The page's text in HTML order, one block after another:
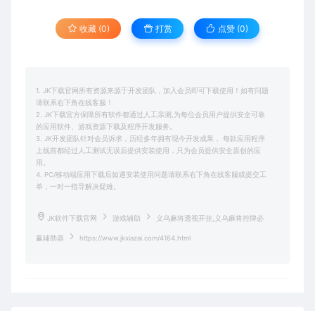
收藏 (0) 打赏 点赞 (0)
1. JK下载官网所有资源来源于开发团队，加入会员即可下载使用！如有问题
请联系右下角在线客服！
2. JK下载官方保障所有软件都通过人工亲测,为每位会员用户提供安全可靠
的应用软件、游戏资源下载及程序开发服务。
3. JK开发团队针对会员诉求，历经多年拥有现今开发成果， 每款应用程序
上线前都经过人工测试无误后提供安装使用，只为会员提供安全原创的应
用。
4. PC/移动端应用下载后如遇安装使用问题请联系右下角在线客服或提交工
单，一对一指导解决疑难。
JK软件下载官网 游戏辅助 义乌麻将透视开挂,义乌麻将控牌必
赢辅助器 https://www.jkxiazai.com/4164.html